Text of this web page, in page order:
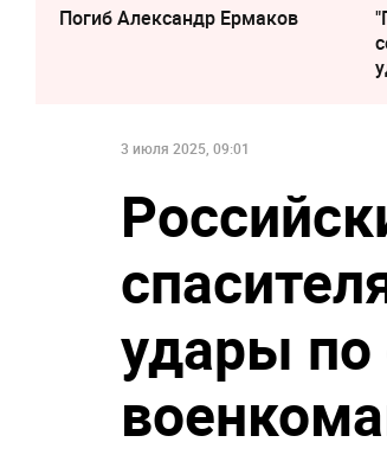
Погиб Александр Ермаков
3 июля 2025, 09:01
удары